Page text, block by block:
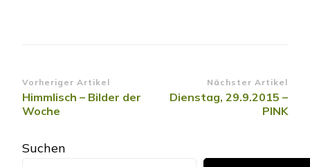
Beitragsnavigation
Vorheriger Artikel
Himmlisch – Bilder der
Woche
Nächster Artikel
Dienstag, 29.9.2015 –
PINK
Suchen